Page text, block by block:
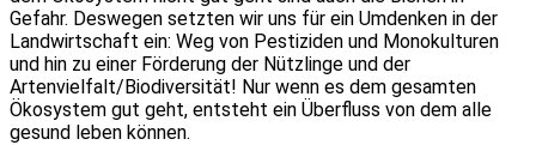
Gefahr. Deswegen setzten wir uns für ein Umdenken in der
Landwirtschaft ein: Weg von Pestiziden und Monokulturen
und hin zu einer Förderung der Nützlinge und der
Artenvielfalt/Biodiversität! Nur wenn es dem gesamten
Ökosystem gut geht, entsteht ein Überfluss von dem alle
gesund leben können.